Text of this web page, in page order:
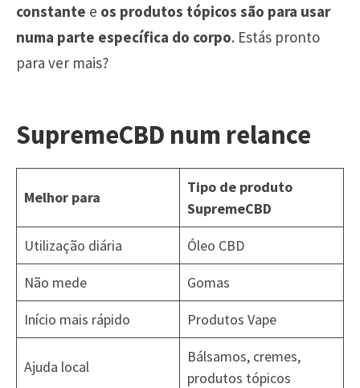
constante e os produtos tópicos são para usar
numa parte específica do corpo. Estás pronto
para ver mais?
SupremeCBD num relance
Melhor para
Tipo de produto
SupremeCBD
Utilização diária
Óleo CBD
Não mede
Gomas
Início mais rápido
Produtos Vape
Ajuda local
Bálsamos, cremes,
produtos tópicos